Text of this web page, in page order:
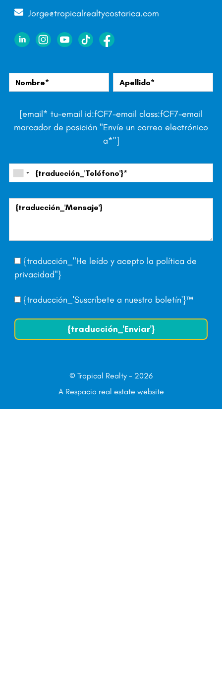
Jorge@tropicalrealtycostarica.com
[email* tu-email id:fCF7-email class:fCF7-email
marcador de posición "Envíe un correo electrónico
a*"]
{traducción_"He leído y acepto la política de
privacidad"}
{traducción_'Suscríbete a nuestro boletín'}™
{traducción_'Enviar'}
© Tropical Realty - 2026
A Respacio real estate website